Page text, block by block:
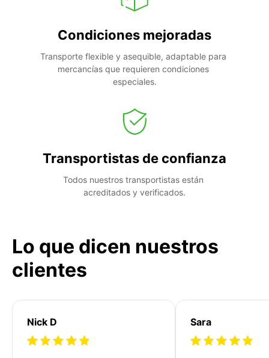
Condiciones mejoradas
Transporte flexible y asequible, adaptable para
mercancías que requieren condiciones
especiales.
Transportistas de confianza
Todos nuestros transportistas están
acreditados y verificados.
Lo que dicen nuestros
clientes
Nick D Sara